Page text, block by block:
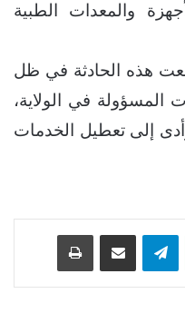
والمعدات الطبية
هذه الحادثة في ظل
في الولاية،
إلى تعطيل الخدمات
واتساب تيلقرام